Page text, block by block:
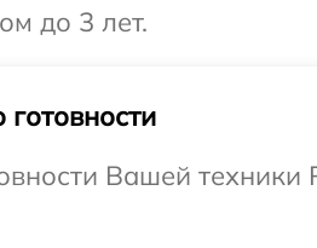
до 3 лет.
Вашей техники